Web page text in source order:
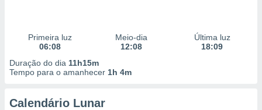
Primeira luz
06:08
Meio-dia
12:08
Última luz
18:09
Duração do dia 11h15m
Tempo para o amanhecer 1h 4m
Calendário Lunar